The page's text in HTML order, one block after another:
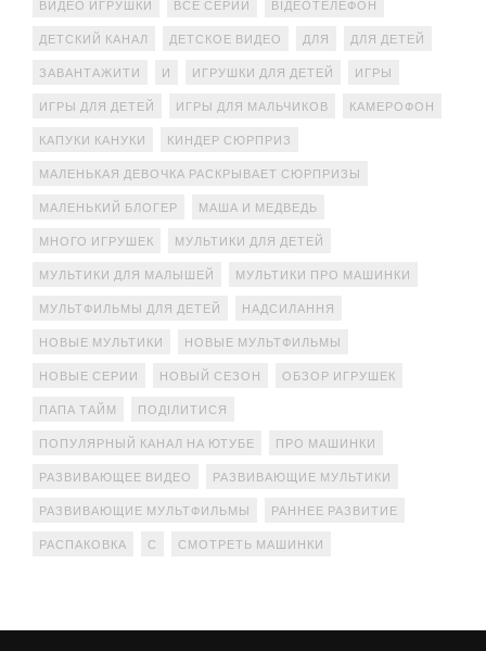
ВИДЕО ИГРУШКИ ВСЕ СЕРИИ ВІДЕОТЕЛЕФОН
ДЕТСКИЙ КАНАЛ ДЕТСКОЕ ВИДЕО ДЛЯ ДЛЯ ДЕТЕЙ
ЗАВАНТАЖИТИ И ИГРУШКИ ДЛЯ ДЕТЕЙ ИГРЫ
ИГРЫ ДЛЯ ДЕТЕЙ ИГРЫ ДЛЯ МАЛЬЧИКОВ КАМЕРОФОН
КАПУКИ КАНУКИ КИНДЕР СЮРПРИЗ
МАЛЕНЬКАЯ ДЕВОЧКА РАСКРЫВАЕТ СЮРПРИЗЫ
МАЛЕНЬКИЙ БЛОГЕР МАША И МЕДВЕДЬ
МНОГО ИГРУШЕК МУЛЬТИКИ ДЛЯ ДЕТЕЙ
МУЛЬТИКИ ДЛЯ МАЛЫШЕЙ МУЛЬТИКИ ПРО МАШИНКИ
МУЛЬТФИЛЬМЫ ДЛЯ ДЕТЕЙ НАДСИЛАННЯ
НОВЫЕ МУЛЬТИКИ НОВЫЕ МУЛЬТФИЛЬМЫ
НОВЫЕ СЕРИИ НОВЫЙ СЕЗОН ОБЗОР ИГРУШЕК
ПАПА ТАЙМ ПОДІЛИТИСЯ
ПОПУЛЯРНЫЙ КАНАЛ НА ЮТУБЕ ПРО МАШИНКИ
РАЗВИВАЮЩЕЕ ВИДЕО РАЗВИВАЮЩИЕ МУЛЬТИКИ
РАЗВИВАЮЩИЕ МУЛЬТФИЛЬМЫ РАННЕЕ РАЗВИТИЕ
РАСПАКОВКА С СМОТРЕТЬ МАШИНКИ